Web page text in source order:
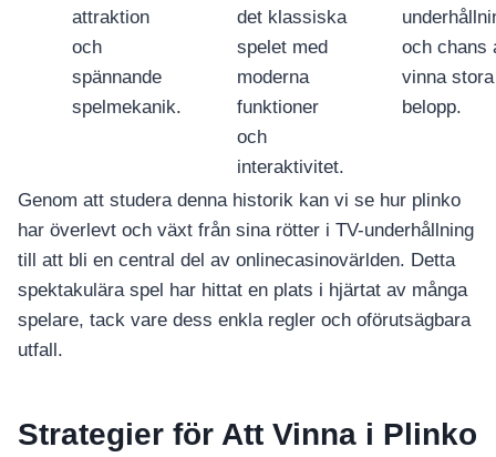
attraktion
och
spännande
spelmekanik.
det klassiska
spelet med
moderna
funktioner
och
interaktivitet.
och chans
vinna stora
belopp.
Genom att studera denna historik kan vi se hur plinko
har överlevt och växt från sina rötter i TV-underhållning
till att bli en central del av onlinecasinovärlden. Detta
spektakulära spel har hittat en plats i hjärtat av många
spelare, tack vare dess enkla regler och oförutsägbara
utfall.
Strategier för Att Vinna i Plinko